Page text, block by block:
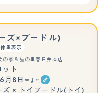
ズ×プードル)
重表示
の家＆猫の里春日井本店
ット
月8日 生まれ
ズ × トイプードル(トイ)